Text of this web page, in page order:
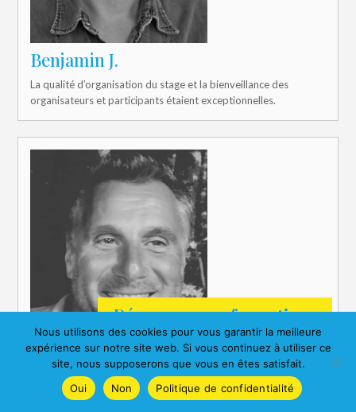
Benjamin J.
La qualité d’organisation du stage et la bienveillance des
organisateurs et participants étaient exceptionnelles.
Jacques N.
Découvrez nos formations
Nous utilisons des cookies pour vous garantir la meilleure
expérience sur notre site web. Si vous continuez à utiliser ce
site, nous supposerons que vous en êtes satisfait.
Oui
Non Politique de confidentialité